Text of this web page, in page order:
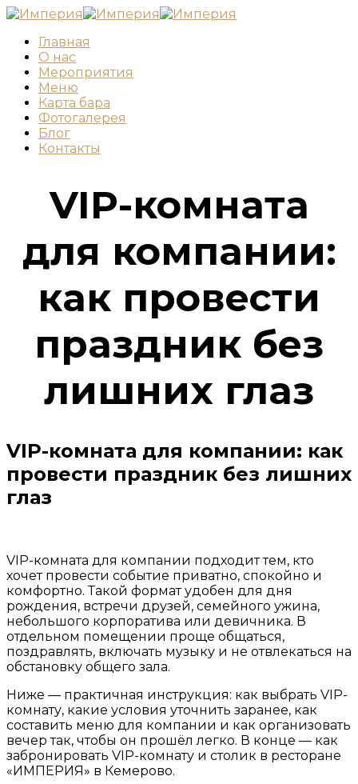
Главная
О нас
Мероприятия
Меню
Карта бара
Фотогалерея
Блог
Контакты
VIP-комната
для компании:
как провести
праздник без
лишних глаз
VIP-комната для компании: как
провести праздник без лишних
глаз
VIP-комната для компании подходит тем, кто
хочет провести событие приватно, спокойно и
комфортно. Такой формат удобен для дня
рождения, встречи друзей, семейного ужина,
небольшого корпоратива или девичника. В
отдельном помещении проще общаться,
поздравлять, включать музыку и не отвлекаться на
обстановку общего зала.
Ниже — практичная инструкция: как выбрать VIP-
комнату, какие условия уточнить заранее, как
составить меню для компании и как организовать
вечер так, чтобы он прошёл легко. В конце — как
забронировать VIP-комнату и столик в ресторане
«ИМПЕРИЯ» в Кемерово.